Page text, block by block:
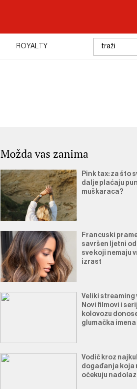
ROYALTY
Možda vas zanima
Pink tax: za što
dalje plaćaju
muškaraca?
Francuski
savršen ljetni
sve koji nemaju
izrast
Veliki streaming
Novi filmovi i
kolovozu
glumačka imena
Vodič kroz najkul
događanja koja
očekuju